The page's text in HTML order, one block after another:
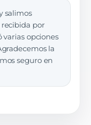
salimos
por
varias opciones
la
seguro en